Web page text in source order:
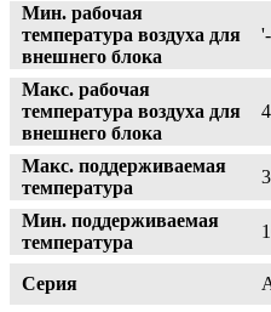
Мин. рабочая
температура воздуха для
внешнего блока
Макс. рабочая
температура воздуха для
внешнего блока
Макс. поддерживаемая
температура
Мин. поддерживаемая
температура
Серия